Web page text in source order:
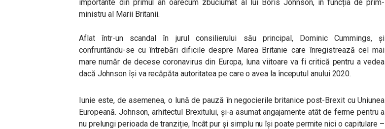
importante din primul an oarecum zbuciumat al lui Boris Johnson, în funcția de prim-
ministru al Marii Britanii.
Aflat într-un scandal în jurul consilierului său principal, Dominic Cummings, și
confruntându-se cu întrebări dificile despre Marea Britanie care înregistrează cel mai
mare număr de decese coronavirus din Europa, luna viitoare va fi critică pentru a vedea
dacă Johnson își va recăpăta autoritatea pe care o avea la începutul anului 2020.
Iunie este, de asemenea, o lună de pauză în negocierile britanice post-Brexit cu Uniunea
Europeană. Johnson, arhitectul Brexitului, și-a asumat angajamente atât de ferme pentru a
nu prelungi perioada de tranziție, încât pur și simplu nu își poate permite nici o capitulare –